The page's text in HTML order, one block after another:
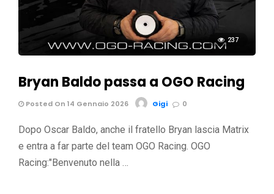
237
Bryan Baldo passa a OGO Racing
Posted On 14 Gennaio 2026 Gigi 0
Dopo Oscar Baldo, anche il fratello Bryan lascia Matrix
e entra a far parte del team OGO Racing. OGO
Racing:"Benvenuto nella …